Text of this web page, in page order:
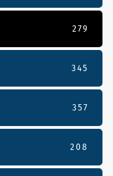
279
345
357
208